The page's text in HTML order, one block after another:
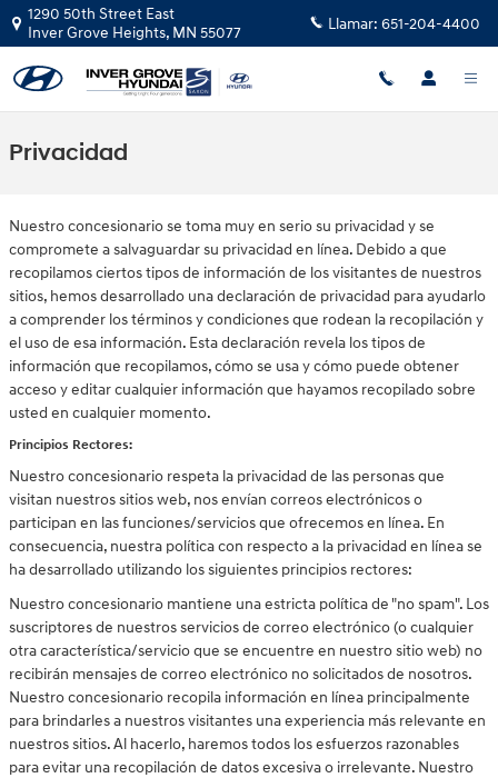
Saltar al contenido principal
1290 50th Street East
Inver Grove Heights, MN 55077 Llamar: 651-204-4400
Privacidad
Nuestro concesionario se toma muy en serio su privacidad y se
compromete a salvaguardar su privacidad en línea. Debido a que
recopilamos ciertos tipos de información de los visitantes de nuestros
sitios, hemos desarrollado una declaración de privacidad para ayudarlo
a comprender los términos y condiciones que rodean la recopilación y
el uso de esa información. Esta declaración revela los tipos de
información que recopilamos, cómo se usa y cómo puede obtener
acceso y editar cualquier información que hayamos recopilado sobre
usted en cualquier momento.
Principios Rectores:
Nuestro concesionario respeta la privacidad de las personas que
visitan nuestros sitios web, nos envían correos electrónicos o
participan en las funciones/servicios que ofrecemos en línea. En
consecuencia, nuestra política con respecto a la privacidad en línea se
ha desarrollado utilizando los siguientes principios rectores:
Nuestro concesionario mantiene una estricta política de "no spam". Los
suscriptores de nuestros servicios de correo electrónico (o cualquier
otra característica/servicio que se encuentre en nuestro sitio web) no
recibirán mensajes de correo electrónico no solicitados de nosotros.
Nuestro concesionario recopila información en línea principalmente
para brindarles a nuestros visitantes una experiencia más relevante en
nuestros sitios. Al hacerlo, haremos todos los esfuerzos razonables
para evitar una recopilación de datos excesiva o irrelevante. Nuestro